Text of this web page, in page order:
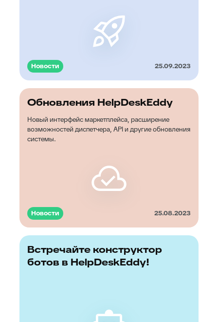
Новости 25.09.2023
Обновления HelpDeskEddy
Новый интерфейс маркетплейса, расширение
возможностей диспетчера, API и другие обновления
системы.
Новости 25.08.2023
Встречайте конструктор
ботов в HelpDeskEddy!